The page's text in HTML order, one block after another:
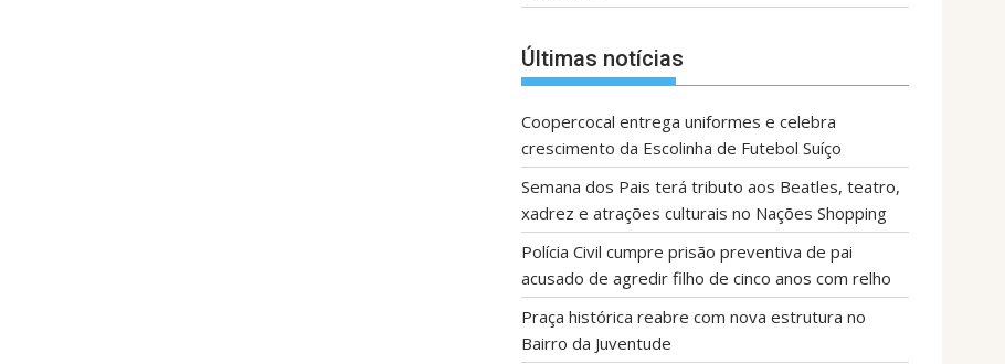
Últimas notícias
Coopercocal entrega uniformes e celebra
crescimento da Escolinha de Futebol Suíço
Semana dos Pais terá tributo aos Beatles, teatro,
xadrez e atrações culturais no Nações Shopping
Polícia Civil cumpre prisão preventiva de pai
acusado de agredir filho de cinco anos com relho
Praça histórica reabre com nova estrutura no
Bairro da Juventude